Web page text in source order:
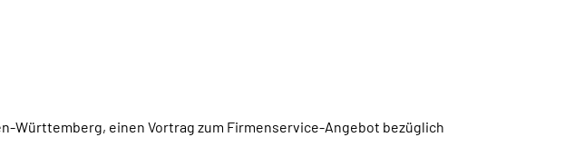
Württemberg, einen Vortrag zum Firmenservice-Angebot bezüglich